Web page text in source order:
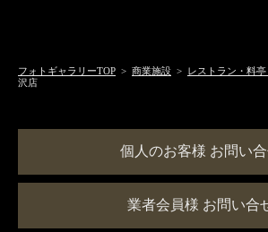
フォトギャラリーTOP > 商業施設 > レストラン・料
沢店
個人のお客様 お問い
業者会員様 お問い合